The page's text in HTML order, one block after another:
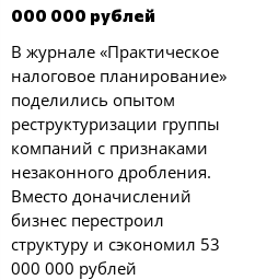
000 000 рублей
В журнале «Практическое
налоговое планирование»
поделились опытом
реструктуризации группы
компаний с признаками
незаконного дробления.
Вместо доначислений
бизнес перестроил
структуру и сэкономил 53
000 000 рублей